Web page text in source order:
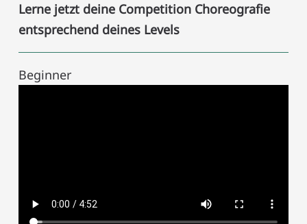
Lerne jetzt deine Competition Choreografie
entsprechend deines Levels
Beginner